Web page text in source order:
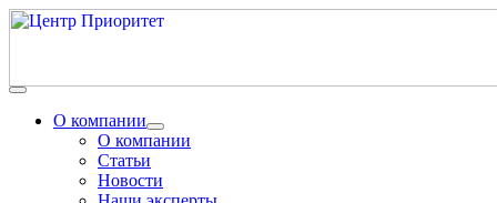
О компании
О компании
Статьи
Новости